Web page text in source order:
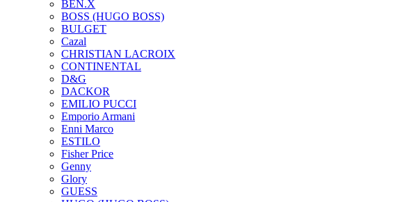
BEN.X
BOSS (HUGO BOSS)
BULGET
Cazal
CHRISTIAN LACROIX
CONTINENTAL
D&G
DACKOR
EMILIO PUCCI
Emporio Armani
Enni Marco
ESTILO
Fisher Price
Genny
Glory
GUESS